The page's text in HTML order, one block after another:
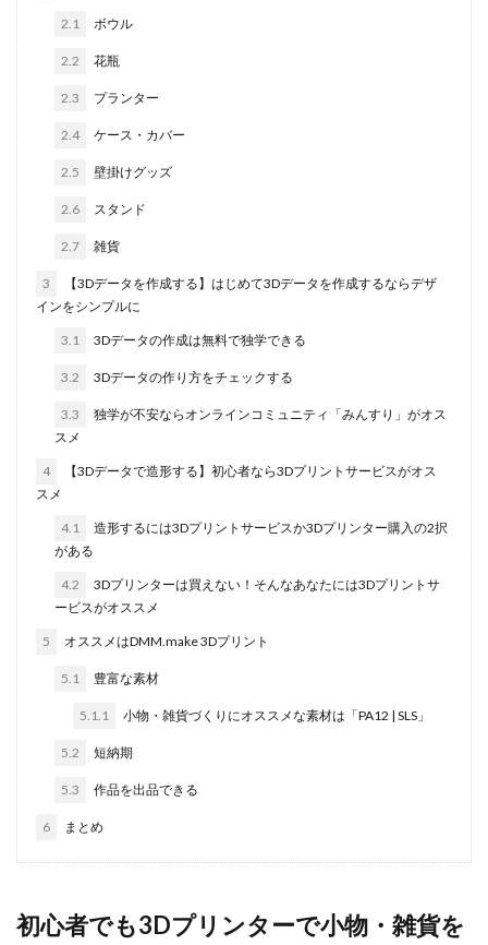
2.1 ボウル
2.2 花瓶
2.3 プランター
2.4 ケース・カバー
2.5 壁掛けグッズ
2.6 スタンド
2.7 雑貨
3
【3Dデータを作成する】はじめて3Dデータを作成するならデザ
インをシンプルに
3.1 3Dデータの作成は無料で独学できる
3.2 3Dデータの作り方をチェックする
3.3
独学が不安ならオンラインコミュニティ「みんすり」がオス
スメ
4
【3Dデータで造形する】初心者なら3Dプリントサービスがオス
スメ
4.1
造形するには3Dプリントサービスか3Dプリンター購入の2択
がある
4.2
3Dプリンターは買えない！そんなあなたには3Dプリントサ
ービスがオススメ
5 オススメはDMM.make 3Dプリント
5.1 豊富な素材
5.1.1 小物・雑貨づくりにオススメな素材は「PA12 | SLS」
5.2 短納期
5.3 作品を出品できる
6 まとめ
初心者でも3Dプリンターで小物・雑貨を